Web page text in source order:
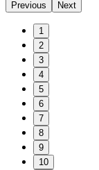
Previous Next
1
2
3
4
5
6
7
8
9
10